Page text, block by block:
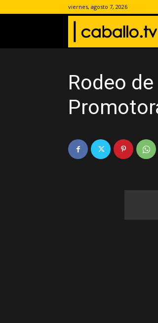
viernes, agosto 7, 2026
Rodeo